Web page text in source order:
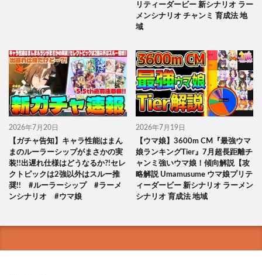
リティーダービー 新シナリオ ラー
メンシナリオ チャンミ 育成法 地
域
2026年7月20日
【ガチャ告知】キャラ性能はまん
まのルーラーシップがまさかの実
装!!出遅れ仕様はどうなるか?!セレ
クトピックは2強以外はスルー推
奨!! #ルーラーシップ #ラーメ
ンシナリオ #ウマ娘
2026年7月19日
【ウマ娘】3600m CM『最強ウマ
娘ランキングTier』7月超長距離チ
ャンミ強いウマ娘！傾向解説【攻
略解説 Umamusume ウマ娘プリテ
ィーダービー 新シナリオ ラーメン
シナリオ 育成法 地域